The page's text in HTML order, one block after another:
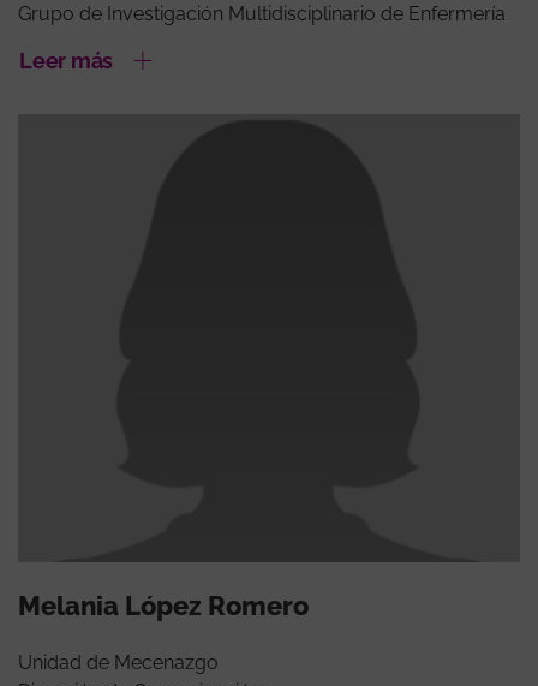
Grupo de Investigación Multidisciplinario de Enfermería
Leer más
Melania López Romero
Unidad de Mecenazgo